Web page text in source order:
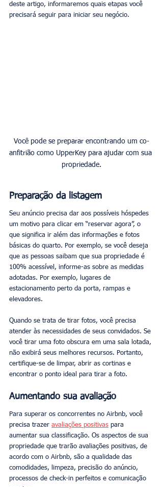
deste artigo, informaremos quais etapas você
precisará seguir para iniciar seu negócio.
Você pode se preparar encontrando um co-
anfitrião como UpperKey para ajudar com sua
propriedade.
Preparação da listagem
Seu anúncio precisa dar aos possíveis hóspedes
um motivo para clicar em “reservar agora”, o
que significa ir além das informações e fotos
básicas do quarto. Por exemplo, se você deseja
que as pessoas saibam que sua propriedade é
100% acessível, informe-as sobre as medidas
adotadas. Por exemplo, lugares de
estacionamento perto da porta, rampas e
elevadores.
Quando se trata de tirar fotos, você precisa
atender às necessidades de seus convidados. Se
você tirar uma foto obscura em uma sala lotada,
não exibirá seus melhores recursos. Portanto,
certifique-se de limpar, abrir as cortinas e
encontrar o ponto ideal para tirar a foto.
Aumentando sua avaliação
Para superar os concorrentes no Airbnb, você
precisa trazer avaliações positivas para
aumentar sua classificação. Os aspectos de sua
propriedade que trarão avaliações positivas, de
acordo com o Airbnb, são a qualidade das
comodidades, limpeza, precisão do anúncio,
processos de check-in perfeitos e comunicação